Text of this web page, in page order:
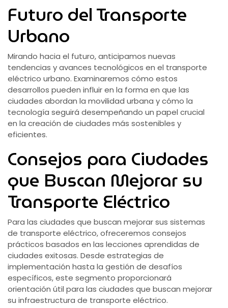
Futuro del Transporte
Urbano
Mirando hacia el futuro, anticipamos nuevas
tendencias y avances tecnológicos en el transporte
eléctrico urbano. Examinaremos cómo estos
desarrollos pueden influir en la forma en que las
ciudades abordan la movilidad urbana y cómo la
tecnología seguirá desempeñando un papel crucial
en la creación de ciudades más sostenibles y
eficientes.
Consejos para Ciudades
que Buscan Mejorar su
Transporte Eléctrico
Para las ciudades que buscan mejorar sus sistemas
de transporte eléctrico, ofreceremos consejos
prácticos basados en las lecciones aprendidas de
ciudades exitosas. Desde estrategias de
implementación hasta la gestión de desafíos
específicos, este segmento proporcionará
orientación útil para las ciudades que buscan mejorar
su infraestructura de transporte eléctrico.